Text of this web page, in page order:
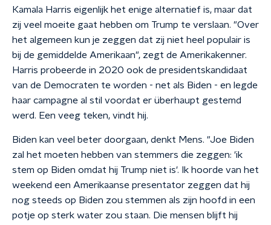
Kamala Harris eigenlijk het enige alternatief is, maar dat
zij veel moeite gaat hebben om Trump te verslaan. "Over
het algemeen kun je zeggen dat zij niet heel populair is
bij de gemiddelde Amerikaan", zegt de Amerikakenner.
Harris probeerde in 2020 ook de presidentskandidaat
van de Democraten te worden - net als Biden - en legde
haar campagne al stil voordat er überhaupt gestemd
werd. Een veeg teken, vindt hij.
Biden kan veel beter doorgaan, denkt Mens. "Joe Biden
zal het moeten hebben van stemmers die zeggen: 'ik
stem op Biden omdat hij Trump niet is'. Ik hoorde van het
weekend een Amerikaanse presentator zeggen dat hij
nog steeds op Biden zou stemmen als zijn hoofd in een
potje op sterk water zou staan. Die mensen blijft hij